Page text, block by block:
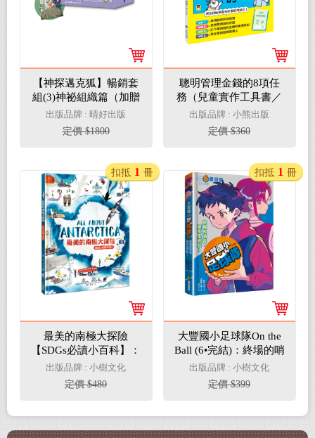
【神探邁克狐】暢銷套
組(3)神祕組織篇（加贈
獨家情境文件夾/全套6
本）
出版品牌 : 晴好出版
定價 $1800
聰明管理金錢的8項任
務（兒童實作工具書／
書末附12個月的零用錢
規畫簿）
出版品牌 : 小熊出版
定價 $360
最美的南極大探險
【SDGs必讀小百科】：
《紐約時報》最佳插畫
獎得獎作家．科學素養
&美感教育繪本
出版品牌 : 小樹文化
定價 $480
扣抵 1 冊
大豐國小足球隊On the
Ball (6•完結)：終場的哨
音，絕不是終點！【韓
國網路書店霸榜童書，
小學生熱愛、家長狂
出版品牌 : 小樹文化
定價 $399
扣抵 1 冊